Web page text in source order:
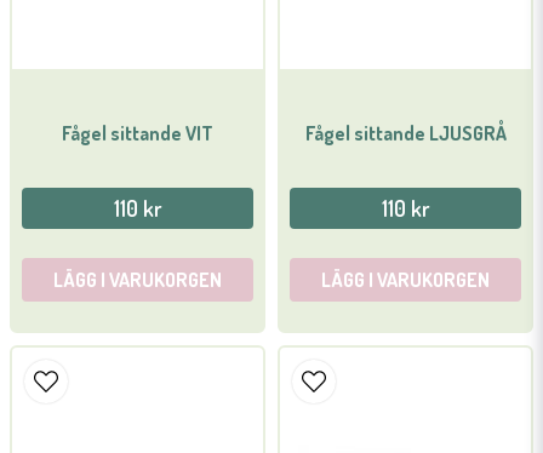
Fågel sittande VIT
110 kr
LÄGG I VARUKORGEN
Fågel sittande LJUSGRÅ
110 kr
LÄGG I VARUKORGEN